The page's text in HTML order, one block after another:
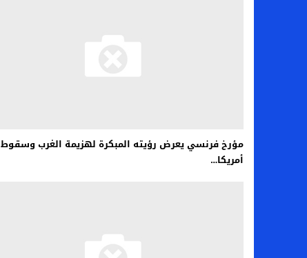
مؤرخ فرنسي يعرض رؤيته المبكرة لهزيمة الغرب وسقوط
أمريكا…